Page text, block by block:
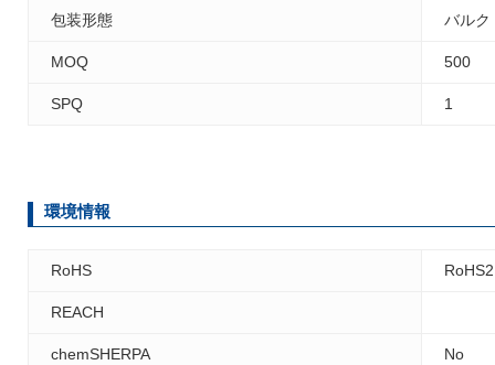
包装形態 バルク
MOQ 500
SPQ 1
環境情報
RoHS
REACH
chemSHERPA No